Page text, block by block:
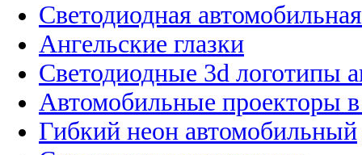
Светодиодная
Ангельские глазки
Светодиодные 3d логотипы
Автомобильные проекторы
Гибкий неон автомобильный